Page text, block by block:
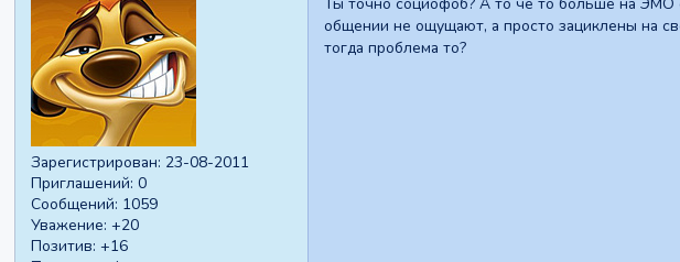
Зарегистрирован: 23-08-2011
Приглашений: 0
Сообщений: 1059
Уважение: +20
Позитив: +16
общении не ощущают, а просто зациклены на
тогда проблема то?